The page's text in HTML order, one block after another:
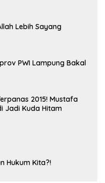
Lebih Sayang
PWI Lampung Bakal
2015! Mustafa
Jadi Kuda Hitam
Hukum Kita?!